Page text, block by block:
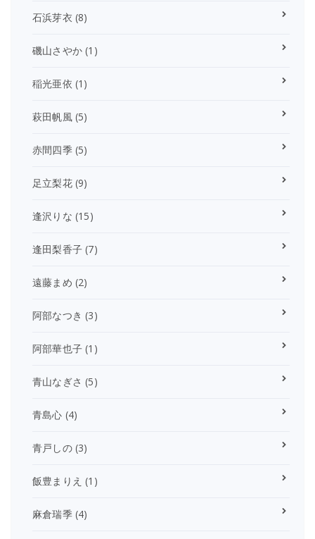
石浜芽衣 (8)
磯山さやか (1)
稲光亜依 (1)
萩田帆風(5)
赤間四季(5)
足立梨花(9)
逢沢りな (15)
逢田梨香子 (7)
遠藤まめ (2)
阿部なつき (3)
阿部華也子 (1)
青山なぎさ (5)
青島心 (4)
青戸しの(3)
飯豊まりえ (1)
麻倉瑞季(4)